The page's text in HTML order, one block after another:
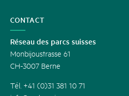
CONTACT
Réseau des parcs suisses
Monbijoustrasse 61
CH-3007 Berne
Tél. +41 (0)31 381 10 71